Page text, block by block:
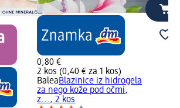
0,80 €
2 kos (0,40 € za 1 kos)
BaleaBlazinice iz hidrogela
za nego kože pod očmi,
z..., 2 kos